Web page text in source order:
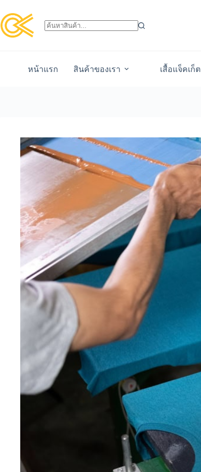
หน้าแรก สินค้าของเรา เสื้อแจ็คเก็ต